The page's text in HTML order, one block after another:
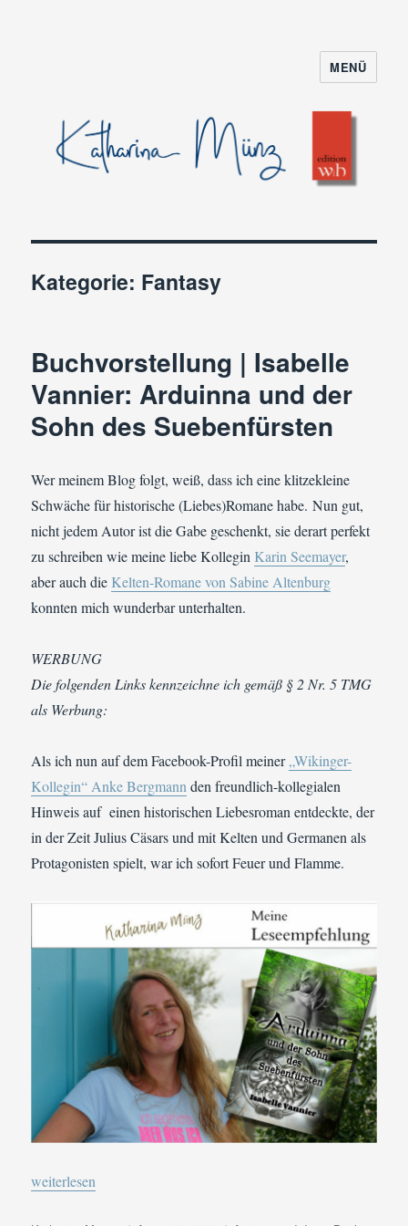
MENÜ
Kategorie: Fantasy
Buchvorstellung | Isabelle
Vannier: Arduinna und der
Sohn des Suebenfürsten
Wer meinem Blog folgt, weiß, dass ich eine klitzekleine
Schwäche für historische (Liebes)Romane habe. Nun gut,
nicht jedem Autor ist die Gabe geschenkt, sie derart perfekt
zu schreiben wie meine liebe Kollegin Karin Seemayer,
aber auch die Kelten-Romane von Sabine Altenburg
konnten mich wunderbar unterhalten.
WERBUNG
Die folgenden Links kennzeichne ich gemäß § 2 Nr. 5 TMG
als Werbung:
Als ich nun auf dem Facebook-Profil meiner„Wikinger-
Kollegin“ Anke Bergmannden freundlich-kollegialen
Hinweis auf einen historischen Liebesroman entdeckte, der
in der Zeit Julius Cäsars und mit Kelten und Germanen als
Protagonisten spielt, war ich sofort Feuer und Flamme.
„Buchvorstellung | Isabelle Vannier: Arduinna und der Sohn des
weiterlesen